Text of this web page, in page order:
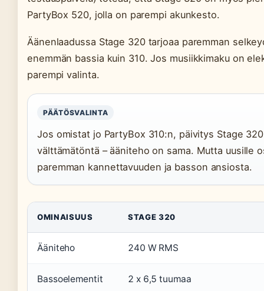
PartyBox 520, jolla on parempi akunkesto.
Äänenlaadussa Stage 320 tarjoaa paremman
enemmän bassia kuin 310. Jos musiikkimaku on
parempi valinta.
PÄÄTÖSVALINTA
Jos omistat jo PartyBox 310:n, päivitys Stage
välttämätöntä – ääniteho on sama. Mutta uusille
paremman kannettavuuden ja basson ansiosta.
OMINAISUUS STAGE 320
Ääniteho 240 W RMS
Bassoelementit 2 x 6,5 tuumaa